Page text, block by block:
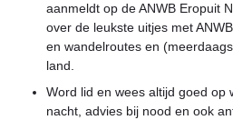
aanmeldt op de ANWB Eropuit
over de leukste uitjes met
en wandelroutes en
land.
Word lid en wees altijd goed op
nacht, advies bij nood en ook